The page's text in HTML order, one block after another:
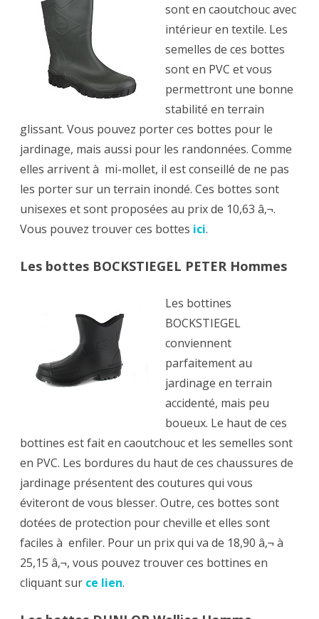
sont en caoutchouc avec
intérieur en textile. Les
semelles de ces bottes
sont en PVC et vous
permettront une bonne
stabilité en terrain
glissant. Vous pouvez porter ces bottes pour le
jardinage, mais aussi pour les randonnées. Comme
elles arrivent à mi-mollet, il est conseillé de ne pas
les porter sur un terrain inondé. Ces bottes sont
unisexes et sont proposées au prix de 10,63 â‚¬.
Vous pouvez trouver ces bottes ici.
Les bottes BOCKSTIEGEL PETER Hommes
Les bottines
BOCKSTIEGEL
conviennent
parfaitement au
jardinage en terrain
accidenté, mais peu
boueux. Le haut de ces
bottines est fait en caoutchouc et les semelles sont
en PVC. Les bordures du haut de ces chaussures de
jardinage présentent des coutures qui vous
éviteront de vous blesser. Outre, ces bottes sont
dotées de protection pour cheville et elles sont
faciles à enfiler. Pour un prix qui va de 18,90 â‚¬ à
25,15 â‚¬, vous pouvez trouver ces bottines en
cliquant sur ce lien.